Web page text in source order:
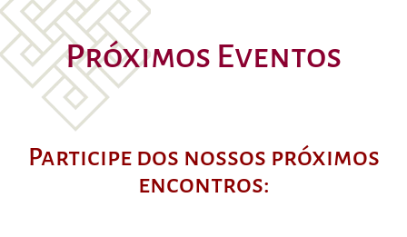
Próximos Eventos
Participe dos nossos próximos
encontros: